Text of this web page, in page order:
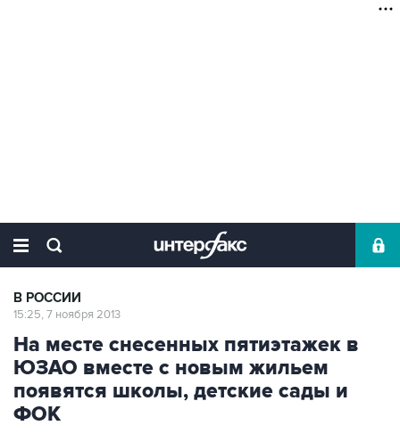
В РОССИИ
15:25, 7 ноября 2013
На месте снесенных пятиэтажек в
ЮЗАО вместе с новым жильем
появятся школы, детские сады и
ФОК